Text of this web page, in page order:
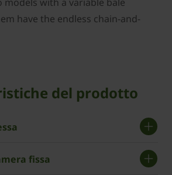
have the endless chain-and-
del prodotto
fissa